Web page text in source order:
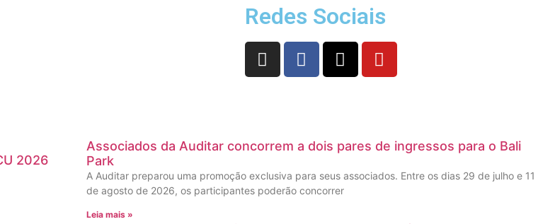
Redes Sociais
2026
Associados da Auditar concorrem a dois pares de ingressos para o Bali
Park
A Auditar preparou uma promoção exclusiva para seus associados. Entre os dias 29 de julho e 11
de agosto de 2026, os participantes poderão concorrer
Leia mais »